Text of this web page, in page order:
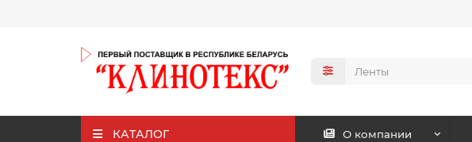
КАТАЛОГ О компании